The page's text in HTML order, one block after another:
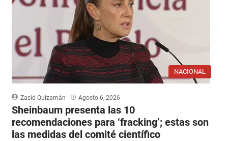
NACIONAL
Zasid Quizamán Agosto 6, 2026
Sheinbaum presenta las 10
recomendaciones para ‘fracking’; estas son
las medidas del comité científico